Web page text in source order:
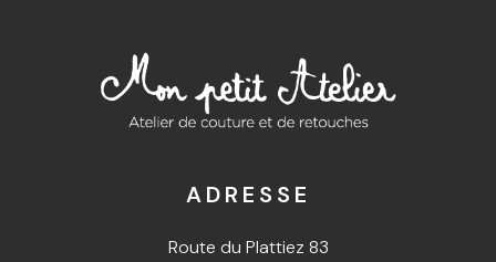
ADRESSE
Route du Plattiez 83